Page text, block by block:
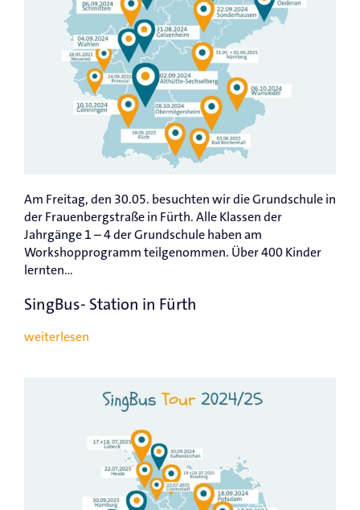
SingBus- Station in Fürth
Am Freitag, den 30.05. besuchten wir die Grundschule in
der Frauenbergstraße in Fürth. Alle Klassen der
Jahrgänge 1 – 4 der Grundschule haben am
Workshopprogramm teilgenommen. Über 400 Kinder
lernten...
weiterlesen